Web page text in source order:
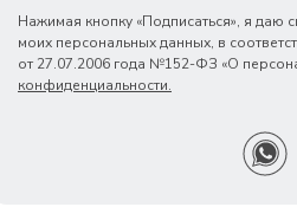
Нажимая кнопку «Подписаться», я даю
моих персональных данных, в
от 27.07.2006 года №152-ФЗ «О
конфиденциальности.